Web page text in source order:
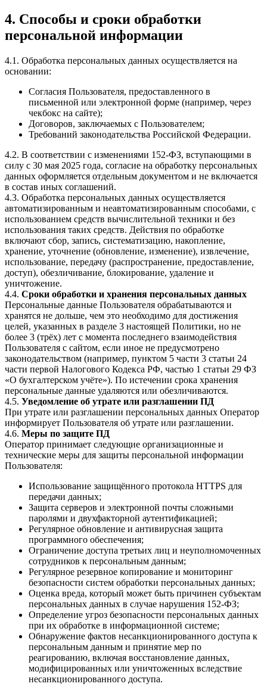
4. Способы и сроки обработки
персональной информации
4.1. Обработка персональных данных осуществляется на
основании:
Согласия Пользователя, предоставленного в
письменной или электронной форме (например, через
чекбокс на сайте);
Договоров, заключаемых с Пользователем;
Требований законодательства Российской Федерации.
4.2. В соответствии с изменениями 152-ФЗ, вступающими в
силу с 30 мая 2025 года, согласие на обработку персональных
данных оформляется отдельным документом и не включается
в состав иных соглашений.
4.3. Обработка персональных данных осуществляется
автоматизированным и неавтоматизированным способами, с
использованием средств вычислительной техники и без
использования таких средств. Действия по обработке
включают сбор, запись, систематизацию, накопление,
хранение, уточнение (обновление, изменение), извлечение,
использование, передачу (распространение, предоставление,
доступ), обезличивание, блокирование, удаление и
уничтожение.
4.4. Сроки обработки и хранения персональных данных
Персональные данные Пользователя обрабатываются и
хранятся не дольше, чем это необходимо для достижения
целей, указанных в разделе 3 настоящей Политики, но не
более 3 (трёх) лет с момента последнего взаимодействия
Пользователя с сайтом, если иное не предусмотрено
законодательством (например, пунктом 5 части 3 статьи 24
части первой Налогового Кодекса РФ, частью 1 статьи 29 ФЗ
«О бухгалтерском учёте»). По истечении срока хранения
персональные данные удаляются или обезличиваются.
4.5. Уведомление об утрате или разглашении ПД
При утрате или разглашении персональных данных Оператор
информирует Пользователя об утрате или разглашении.
4.6. Меры по защите ПД
Оператор принимает следующие организационные и
технические меры для защиты персональной информации
Пользователя:
Использование защищённого протокола HTTPS для
передачи данных;
Защита серверов и электронной почты сложными
паролями и двухфакторной аутентификацией;
Регулярное обновление и антивирусная защита
программного обеспечения;
Ограничение доступа третьих лиц и неуполномоченных
сотрудников к персональным данным;
Регулярное резервное копирование и мониторинг
безопасности систем обработки персональных данных;
Оценка вреда, который может быть причинен субъектам
персональных данных в случае нарушения 152-ФЗ;
Определение угроз безопасности персональных данных
при их обработке в информационной системе;
Обнаружение фактов несанкционированного доступа к
персональным данным и принятие мер по
реагированию, включая восстановление данных,
модифицированных или уничтоженных вследствие
несанкционированного доступа.